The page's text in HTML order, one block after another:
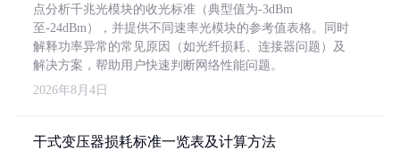
点分析千兆光模块的收光标准（典型值为-3dBm
至-24dBm），并提供不同速率光模块的参考值表格。同时
解释功率异常的常见原因（如光纤损耗、连接器问题）及
解决方案，帮助用户快速判断网络性能问题。
2026年8月4日
干式变压器损耗标准一览表及计算方法